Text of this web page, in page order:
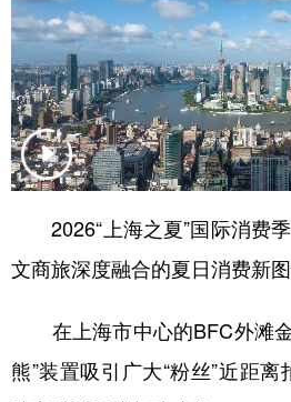
信息 廉政
2026“上海之夏”国际消费
文商旅深度融合的夏日消费新
在上海市中心的BFC外滩金
熊”装置吸引广大“粉丝”近距